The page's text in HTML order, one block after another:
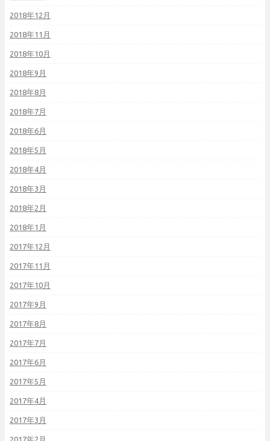
2018年12月
2018年11月
2018年10月
2018年9月
2018年8月
2018年7月
2018年6月
2018年5月
2018年4月
2018年3月
2018年2月
2018年1月
2017年12月
2017年11月
2017年10月
2017年9月
2017年8月
2017年7月
2017年6月
2017年5月
2017年4月
2017年3月
2017年2月